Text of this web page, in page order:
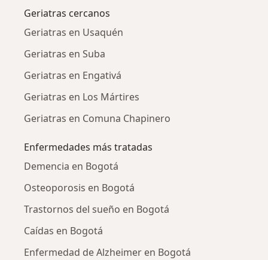
Geriatras cercanos
Geriatras en Usaquén
Geriatras en Suba
Geriatras en Engativá
Geriatras en Los Mártires
Geriatras en Comuna Chapinero
Enfermedades más tratadas
Demencia en Bogotá
Osteoporosis en Bogotá
Trastornos del sueño en Bogotá
Caídas en Bogotá
Enfermedad de Alzheimer en Bogotá